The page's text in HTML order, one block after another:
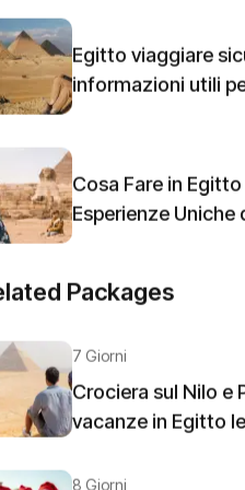
Egitto viaggiare
informazioni utili
Cosa Fare in
Esperienze Uniche
Packages
7 Giorni
Crociera sul Nilo e
vacanze in Egitto